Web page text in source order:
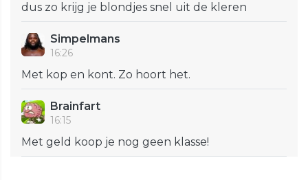
dus zo krijg je blondjes snel uit de kleren
Simpelmans
16:26
Met kop en kont. Zo hoort het.
Brainfart
16:15
Met geld koop je nog geen klasse!